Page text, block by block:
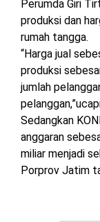
Perumda Giri
produksi dan
rumah tangga.
“Harga jual
produksi
jumlah
Sedangkan
anggaran
miliar menjadi
Porprov Jatim